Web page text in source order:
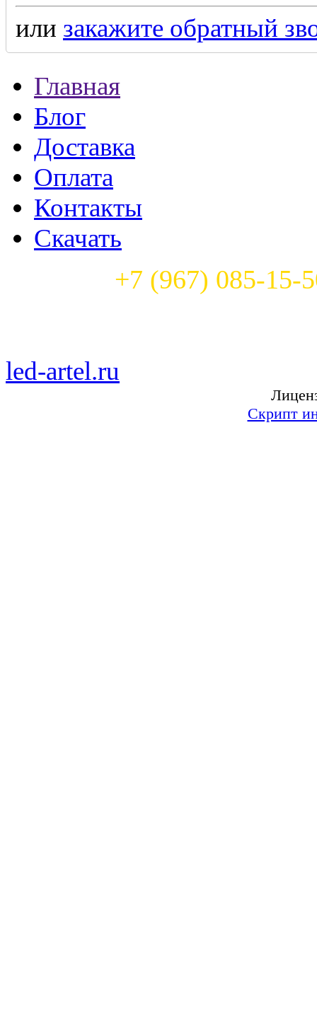
или закажите обратный
Главная
Блог
Доставка
Оплата
Контакты
Скачать
+7 (967) 085-15-
led-artel.ru
Скрипт